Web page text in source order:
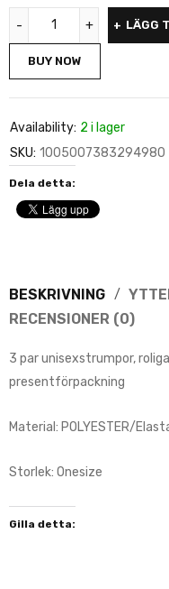
LÄGG
BUY NOW
Availability: 2 i lager
SKU: 1005007383294980
Dela detta:
BESKRIVNING
RECENSIONER (0)
3 par unisexstrumpor,
presentförpackning
Material: POLYESTER/
Storlek: Onesize
Gilla detta: